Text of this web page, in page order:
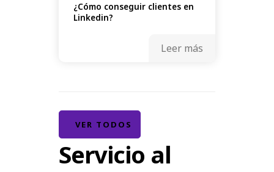
¿Cómo conseguir clientes en
Linkedin?
Leer más
VER TODOS
Servicio al